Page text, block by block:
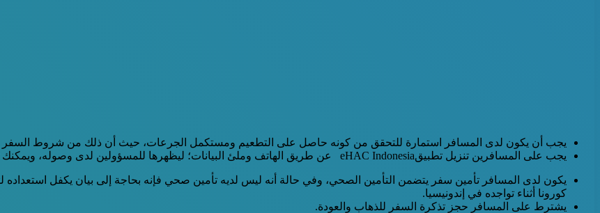
يجب أن يكون لدى المسافر استمارة للتحقق من كونه حاصل على التطعيم ومستكمل الجرعات، حيث أن ذلك من شروط السفر
يجب على المسافرين تنزيل تطبيقeHAC Indonesia عن طريق الهاتف وملئ البيانات؛ ليظهرها للمسؤولين لدى وصوله، ويمكنك تنزيل eHAC Indonesia APK لـ أجهزة أندرويد.. من هنا
يكون لدى المسافر تأمين سفر يتضمن التأمين الصحي، وفي حالة أنه ليس لديه تأمين صحي فإنه بحاجة إلى بيان يكفل
كورونا أثناء تواجده في إندونيسيا.
يشترط على المسافر حجز تذكرة السفر للذهاب والعودة.